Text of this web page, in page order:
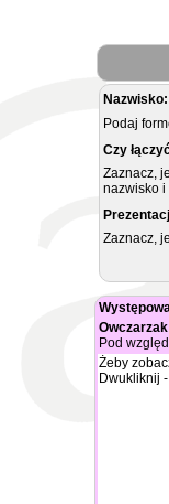
Nazwisko:
Podaj
Czy
Zaznacz,
nazwisko i
Zaznacz,
Owczarzak
Pod
Żeby
Dwukliknij